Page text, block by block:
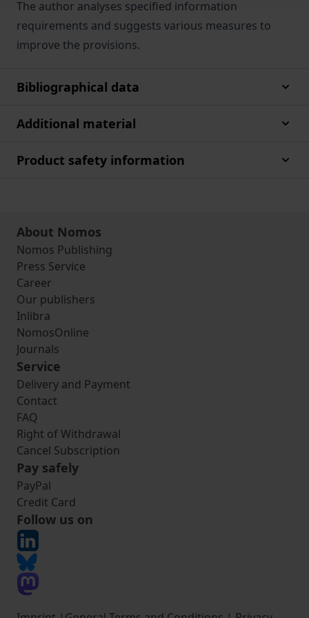
The author analyses specified information
requirements and suggests various measures to
improve the provisions.
Bibliographical data
Additional material
Product safety information
About Nomos
Nomos Publishing
Press Service
Career
Our publishers
Inlibra
NomosOnline
Journals
Service
Delivery and Payment
Contact
FAQ
Right of Withdrawal
Cancel Subscription
Pay safely
PayPal
Credit Card
Follow us on